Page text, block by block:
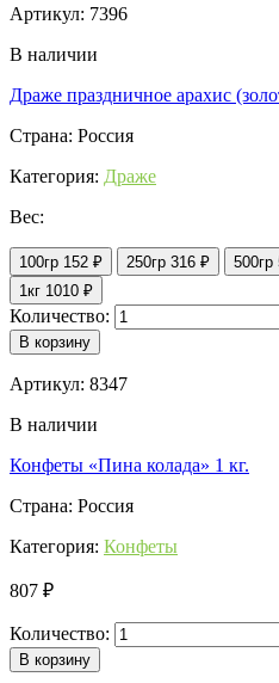
Артикул: 7396
В наличии
Драже праздничное арахис
Страна: Россия
Категория: Драже
Вес:
100гр 152 ₽ 250гр 316 ₽ 500гр
1кг 1010 ₽
Количество:
В корзину
Артикул: 8347
В наличии
Конфеты «Пина колада» 1 кг.
Страна: Россия
Категория: Конфеты
807 ₽
Количество:
В корзину